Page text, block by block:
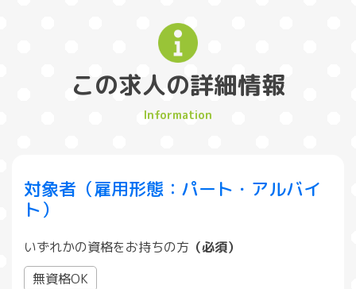
この求人の詳細情報
対象者（雇用形態：パート・アルバイ
ト）
いずれかの資格をお持ちの方 （必須）
無資格OK